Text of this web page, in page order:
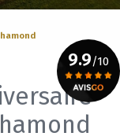
9.9/10